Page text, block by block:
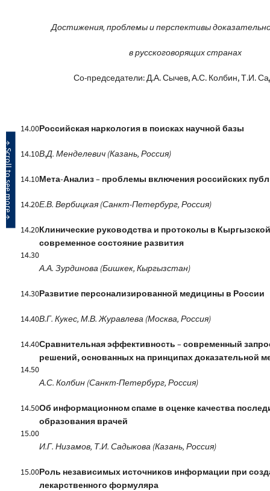
Достижения, проблемы и перспективы
в русскоговорящих странах
Со-председатели: Д.А. Сычев, А.С. Колбин, Т.И.
14.00
14.10
Российская наркология в поисках научной базы
В.Д. Менделевич (Казань, Россия)
14.10
14.20
Мета-Анализ – проблемы включения российских
Е.В. Вербицкая (Санкт-Петербург, Россия)
14.20
14.30
Клинические руководства и протоколы в
современное состояние развития
А.А. Зурдинова (Бишкек, Кыргызстан)
14.30
14.40
Развитие персонализированной медицины в России
В.Г. Кукес, М.В. Журавлева (Москва, Россия)
14.40
14.50
Сравнительная эффективность – современный
решений, основанных на принципах доказательной
А.С. Колбин (Санкт-Петербург, Россия)
14.50
15.00
Об информационном спаме в оценке качества
образования врачей
И.Г. Низамов, Т.И. Садыкова (Казань, Россия)
15.00Роль независимых источников информации при
лекарственного формуляра